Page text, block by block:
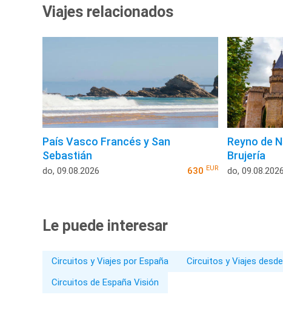
Viajes relacionados
País Vasco Francés y San
Sebastián
do, 09.08.2026 630 EUR
Reyno de
Brujería
do, 09.08.2026
Le puede interesar
Circuitos y Viajes por España Circuitos y Viajes
Circuitos de España Visión